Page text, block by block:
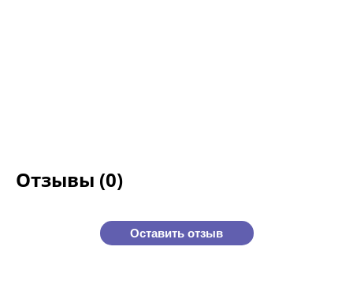
Отзывы (0)
Оставить отзыв